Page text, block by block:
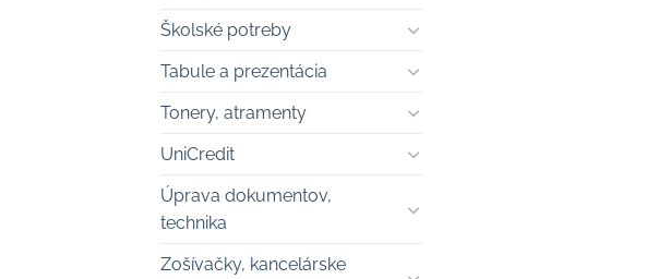
Školské potreby
Tabule a prezentácia
Tonery, atramenty
UniCredit
Úprava dokumentov,
technika
Zošívačky, kancelárske